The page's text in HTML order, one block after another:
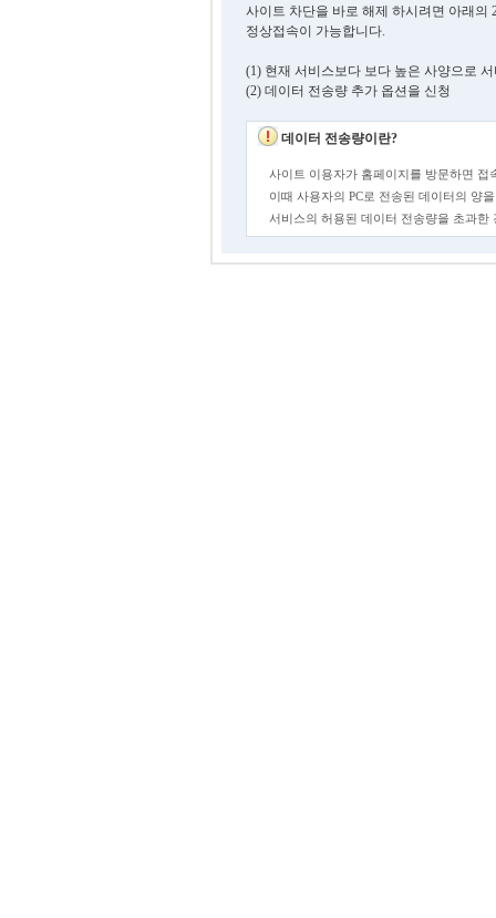
사이트 차단을 바로 해제 하시려면 아래의
정상접속이 가능합니다.
(1) 현재 서비스보다 보다 높은 사양으로
(2) 데이터 전송량 추가 옵션을 신청
데이터 전송량이란?
사이트 이용자가 홈페이지를 방문하면 접
이때 사용자의 PC로 전송된 데이터의 양
서비스의 허용된 데이터 전송량을 초과